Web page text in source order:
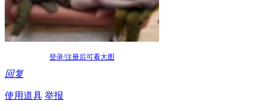
登录/注册后可看大图
回复
使用道具 举报